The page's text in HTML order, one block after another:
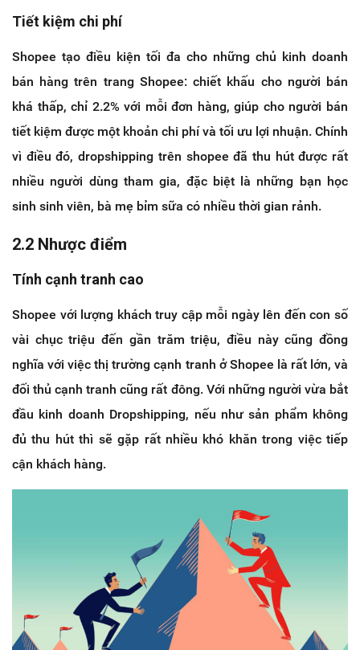
Tiết kiệm chi phí
Shopee tạo điều kiện tối đa cho những chủ kinh doanh
bán hàng trên trang Shopee: chiết khấu cho người bán
khá thấp, chỉ 2.2% với mỗi đơn hàng, giúp cho người bán
tiết kiệm được một khoản chi phí và tối ưu lợi nhuận. Chính
vì điều đó, dropshipping trên shopee đã thu hút được rất
nhiều người dùng tham gia, đặc biệt là những bạn học
sinh sinh viên, bà mẹ bỉm sữa có nhiều thời gian rảnh.
2.2 Nhược điểm
Tính cạnh tranh cao
Shopee với lượng khách truy cập mỗi ngày lên đến con số
vài chục triệu đến gần trăm triệu, điều này cũng đồng
nghĩa với việc thị trường cạnh tranh ở Shopee là rất lớn, và
đối thủ cạnh tranh cũng rất đông. Với những người vừa bắt
đầu kinh doanh Dropshipping, nếu như sản phẩm không
đủ thu hút thì sẽ gặp rất nhiều khó khăn trong việc tiếp
cận khách hàng.